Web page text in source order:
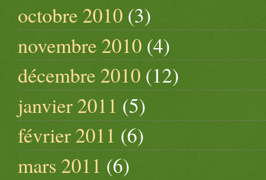
octobre 2010 (3)
novembre 2010 (4)
décembre 2010 (12)
janvier 2011 (5)
février 2011 (6)
mars 2011 (6)